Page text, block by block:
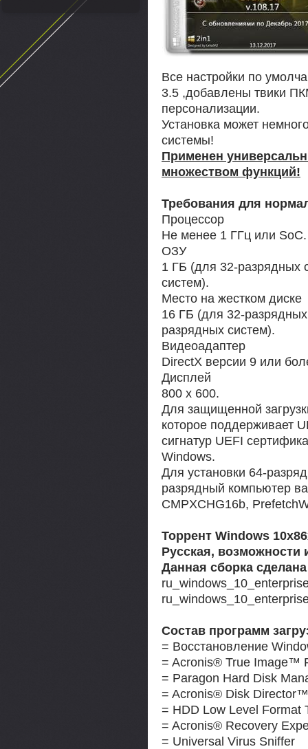
Все настройки по
3.5 ,добавлены твики
персонализации.
Установка может
системы!
Применен
множеством функций!
Требования для
Процессор
Не менее 1 ГГц или SoC.
ОЗУ
1 ГБ (для 32-разрядных
систем).
Место на жестком диске
16 ГБ (для 32-
разрядных систем).
Видеоадаптер
DirectX версии 9 или
Дисплей
800 x 600.
Для защищенной
которое поддерживает
сигнатур UEFI
Windows.
Для установки 64-
разрядный компьютер
CMPXCHG16b,
Торрент Windows
Русская, возможности
Данная сборка
Состав программ
= Восстановление
= Acronis® True Image™
= Paragon Hard Disk
= Acronis® Disk
= HDD Low Level Format
= Acronis® Recovery
= Universal Virus Sniffer